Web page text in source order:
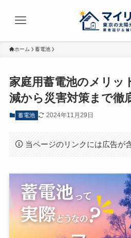
ホーム 蓄電池
家庭用蓄電池のメリッ
減から災害対策まで徹
蓄電池 2024年11月29日
当ページのリンクには広告が